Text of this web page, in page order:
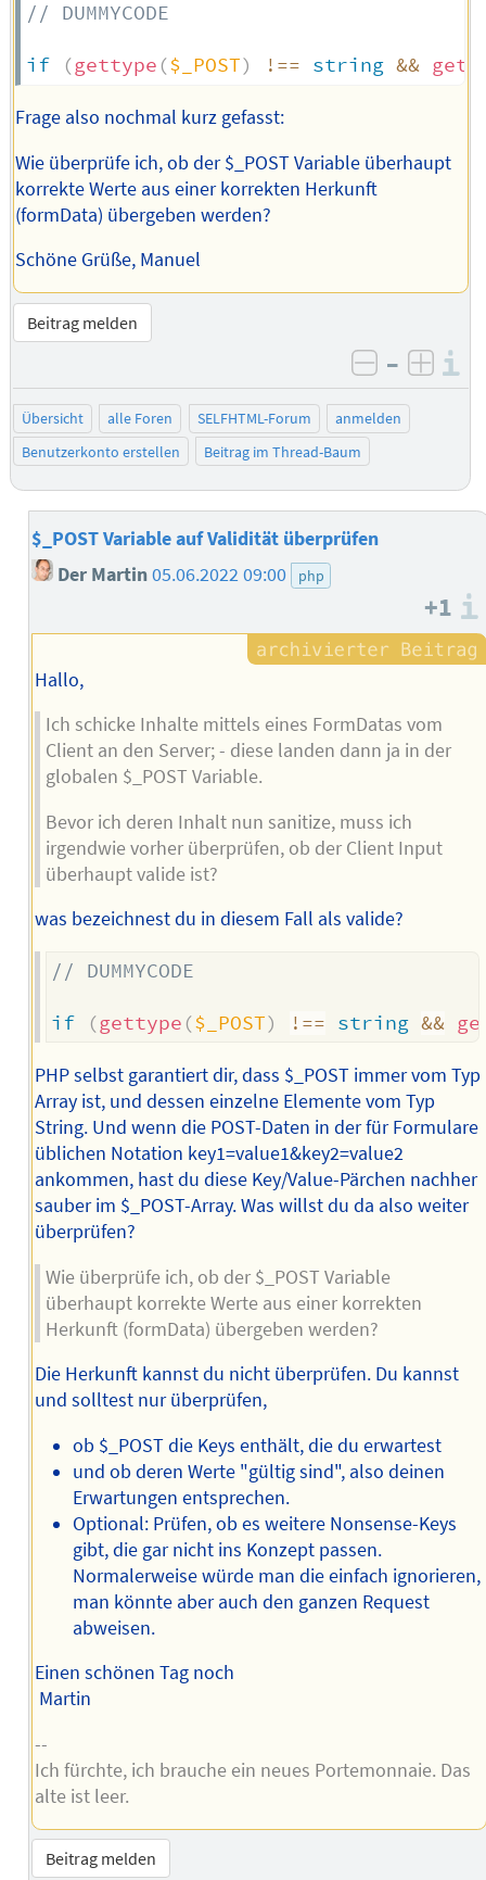
// DUMMYCODE
if (gettype ($_POST) !== string &&
Frage also nochmal kurz gefasst:
Wie überprüfe ich, ob der $_POST Variable überhaupt
korrekte Werte aus einer korrekten Herkunft
(formData) übergeben werden?
Schöne Grüße, Manuel
Beitrag melden
negativ
–
Übersicht alle Foren SELFHTML-Forum
anmelden
Benutzerkonto erstellen
Beitrag im Thread-Baum
$_POST Variable auf Validität überprüfen
Der Martin05.06.2022 09:00 php
+1
Hallo,
Ich schicke Inhalte mittels eines FormDatas vom
Client an den Server; - diese landen dann ja in der
globalen $_POST Variable.
Bevor ich deren Inhalt nun sanitize, muss ich
irgendwie vorher überprüfen, ob der Client Input
überhaupt valide ist?
was bezeichnest du in diesem Fall als valide?
// DUMMYCODE
if (gettype ($_POST) !== string &&
PHP selbst garantiert dir, dass $_POST immer vom Typ
Array ist, und dessen einzelne Elemente vom Typ
String. Und wenn die POST-Daten in der für Formulare
üblichen Notation key1=value1&key2=value2
ankommen, hast du diese Key/Value-Pärchen nachher
sauber im $_POST-Array. Was willst du da also weiter
überprüfen?
Wie überprüfe ich, ob der $_POST Variable
überhaupt korrekte Werte aus einer korrekten
Herkunft (formData) übergeben werden?
Die Herkunft kannst du nicht überprüfen. Du kannst
und solltest nur überprüfen,
ob $_POST die Keys enthält, die du erwartest
und ob deren Werte "gültig sind", also deinen
Erwartungen entsprechen.
Optional: Prüfen, ob es weitere Nonsense-Keys
gibt, die gar nicht ins Konzept passen.
Normalerweise würde man die einfach ignorieren,
man könnte aber auch den ganzen Request
abweisen.
Einen schönen Tag noch
Martin
--
Ich fürchte, ich brauche ein neues Portemonnaie. Das
alte ist leer.
Beitrag melden